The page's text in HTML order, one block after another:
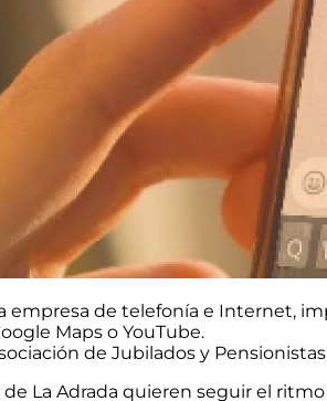
empresa de telefonía e Internet,
Maps o YouTube.
de Jubilados y
de La Adrada quieren seguir el